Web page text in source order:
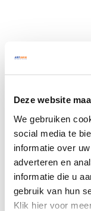
Deze website
We gebruiken
social media te
informatie over
adverteren en
informatie die u
gebruik van hun
Klik hier voor